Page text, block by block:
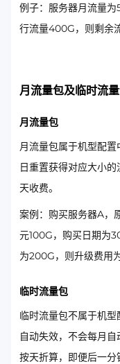
例子：服务器月流量
行流量400G，则剩余
月流量包及临时流
月流量包
月流量包属于机型配
日重置获得对应大小
天收费。
案例：购买服务器A，
元100G，购买日期为
为200G，则升级费用
临时流量包
临时流量包不属于机
自动失效，不会每月
按天折算，即便后一